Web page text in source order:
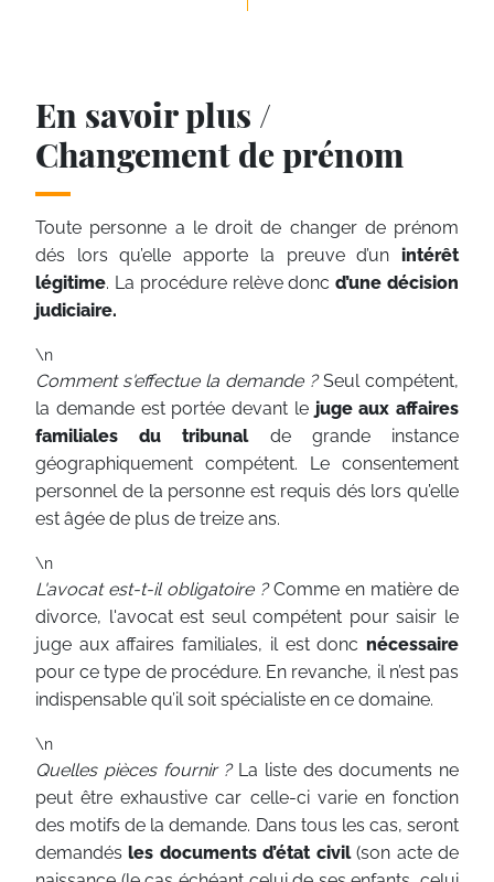
En savoir plus /
Changement de prénom
Toute personne a le droit de changer de prénom
dés lors qu’elle apporte la preuve d’un intérêt
légitime. La procédure relève doncd’une décision
judiciaire.
\n
Comment s'effectue la demande ?Seul compétent,
la demande est portée devant le juge aux affaires
familiales du tribunalde grande instance
géographiquement compétent. Le consentement
personnel de la personne est requis dés lors qu’elle
est âgée de plus de treize ans.
\n
L'avocat est-t-il obligatoire ?Comme en matière de
divorce, l'avocat est seul compétent pour saisir le
juge aux affaires familiales, il est donc nécessaire
pour ce type de procédure. En revanche, il n’est pas
indispensable qu’il soit spécialiste en ce domaine.
\n
Quelles pièces fournir ? La liste des documents ne
peut être exhaustive car celle-ci varie en fonction
des motifs de la demande. Dans tous les cas, seront
demandésles documents d’état civil(son acte de